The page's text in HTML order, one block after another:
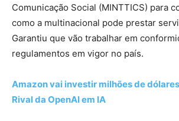
Comunicação Social (MINTTICS) para
como a multinacional pode prestar
Garantiu que vão trabalhar em
regulamentos em vigor no país.
Amazon vai investir milhões de
Rival da OpenAI em IA